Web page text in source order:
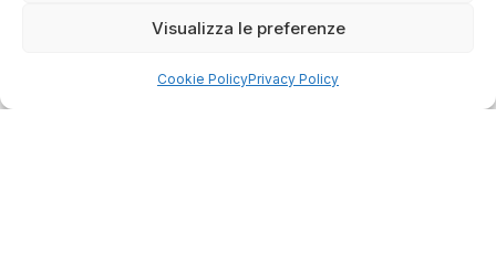
Visualizza le preferenze
Cookie PolicyPrivacy Policy